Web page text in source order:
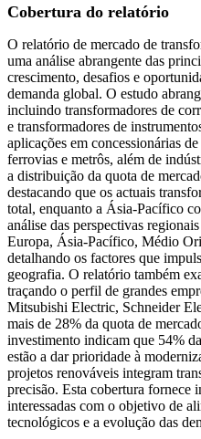
Cobertura do relatório
O relatório de mercado de
uma análise abrangente das
crescimento, desafios e
demanda global. O estudo
incluindo transformadores de
e transformadores de
aplicações em concessionárias
ferrovias e metrôs, além de
a distribuição da quota de
destacando que os actuais
total, enquanto a Ásia-Pacífico
análise das perspectivas
Europa, Ásia-Pacífico, Médio
detalhando os factores que
geografia. O relatório também
traçando o perfil de grandes
Mitsubishi Electric, Schneider
mais de 28% da quota de
investimento indicam que 54%
estão a dar prioridade à
projetos renováveis ​​integram
precisão. Esta cobertura fornece
interessadas com o objetivo de
tecnológicos e a evolução das